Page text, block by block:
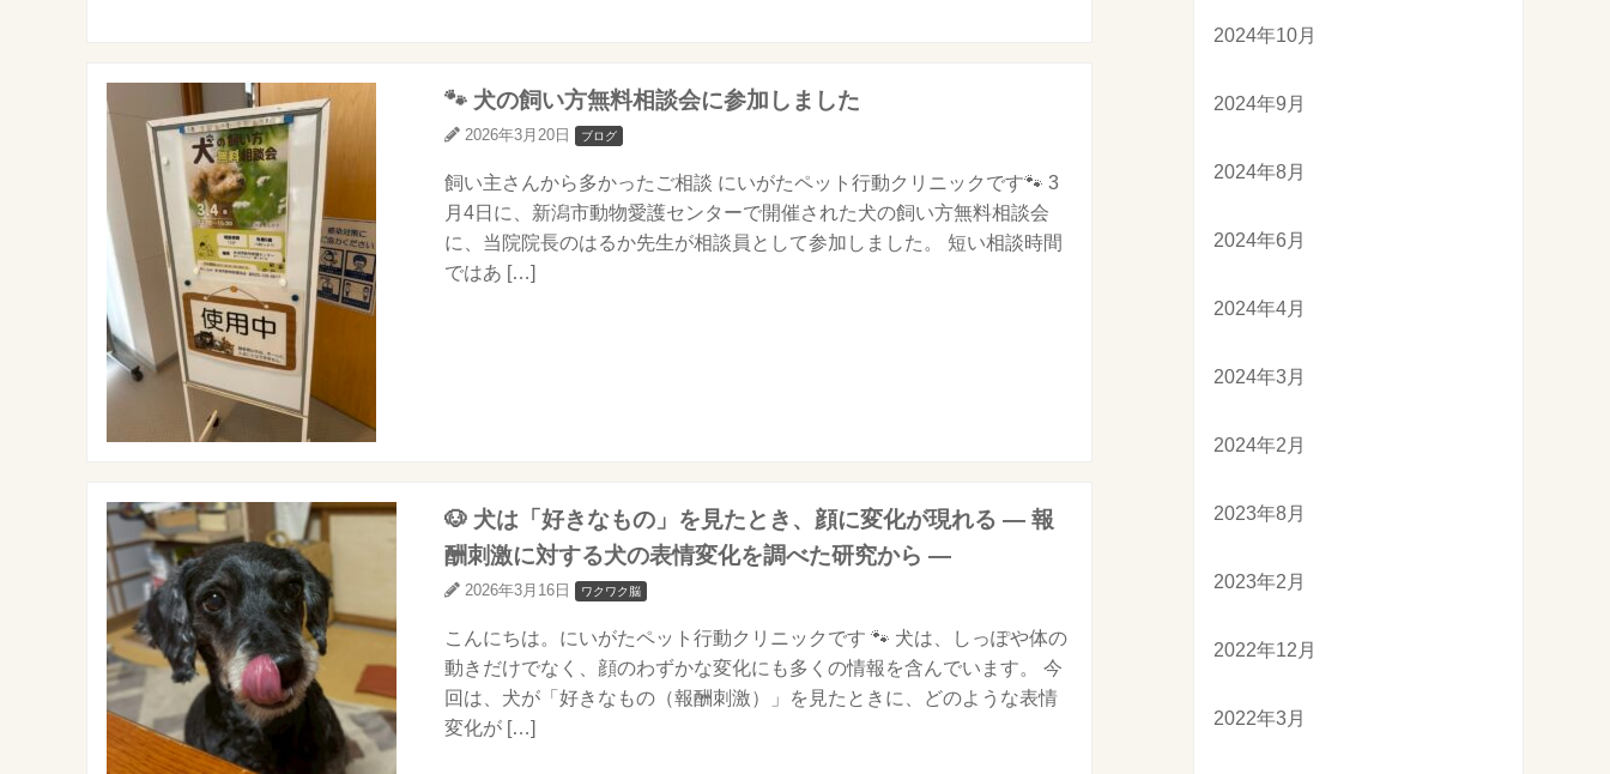
🐾 犬の飼い方無料相談会に参加しました
2026年3月20日 ブログ
飼い主さんから多かったご相談 にいがたペット行動クリニックです🐾 3
月4日に、新潟市動物愛護センターで開催された犬の飼い方無料相談会
に、当院院長のはるか先生が相談員として参加しました。 短い相談時間
ではあ […]
🐶 犬は「好きなもの」を見たとき、顔に変化が現れる ― 報
酬刺激に対する犬の表情変化を調べた研究から ―
2026年3月16日 ワクワク脳
こんにちは。にいがたペット行動クリニックです 🐾 犬は、しっぽや体の
動きだけでなく、顔のわずかな変化にも多くの情報を含んでいます。 今
回は、犬が「好きなもの（報酬刺激）」を見たときに、どのような表情
変化が […]
2024年10月
2024年9月
2024年8月
2024年6月
2024年4月
2024年3月
2024年2月
2023年8月
2023年2月
2022年12月
2022年3月